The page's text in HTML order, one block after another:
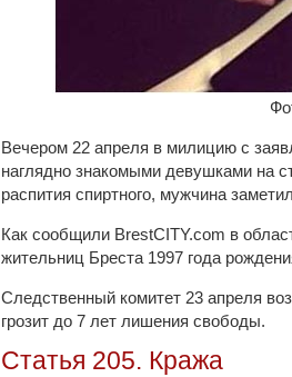
Вечером 22 апреля в милицию с
наглядно знакомыми девушками на
распития спиртного, мужчина
Как сообщили BrestCITY.com в
жительниц Бреста 1997 года
Следственный комитет 23 апреля
грозит до 7 лет лишения свободы.
Статья 205. Кража